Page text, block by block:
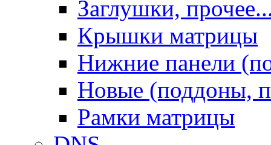
Заглушки,
Крышки матрицы
Нижние панели
Новые (поддоны,
Рамки матрицы